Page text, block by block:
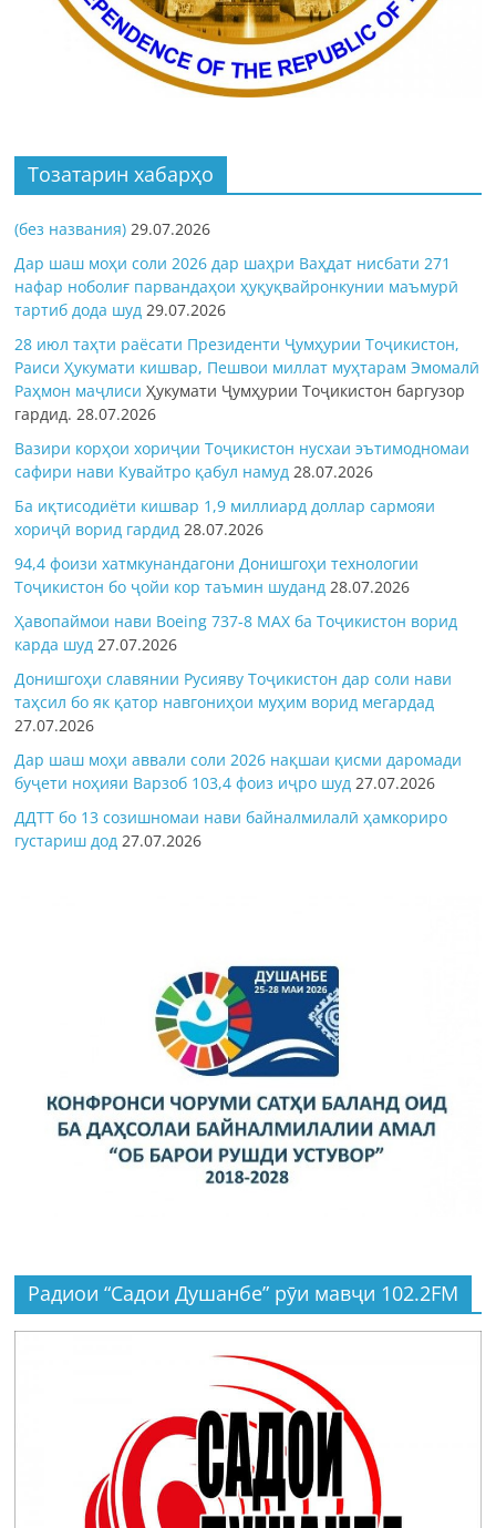
Тозатарин хабарҳо
(без названия) 29.07.2026
Дар шаш моҳи соли 2026 дар шаҳри Ваҳдат нисбати 271
нафар ноболиғ парвандаҳои ҳуқуқвайронкунии маъмурӣ
тартиб дода шуд 29.07.2026
28 июл таҳти раёсати Президенти Ҷумҳурии Тоҷикистон,
Раиси Ҳукумати кишвар, Пешвои миллат муҳтарам Эмомалӣ
Раҳмон маҷлисиҲукумати Ҷумҳурии Тоҷикистон баргузор
гардид.28.07.2026
Вазири корҳои хориҷии Тоҷикистон нусхаи эътимодномаи
сафири нави Кувайтро қабул намуд 28.07.2026
Ба иқтисодиёти кишвар 1,9 миллиард доллар сармояи
хориҷӣ ворид гардид 28.07.2026
94,4 фоизи хатмкунандагони Донишгоҳи технологии
Тоҷикистон бо ҷойи кор таъмин шуданд 28.07.2026
Ҳавопаймои нави Boeing 737-8 MAX ба Тоҷикистон ворид
карда шуд 27.07.2026
Донишгоҳи славянии Русияву Тоҷикистон дар соли нави
таҳсил бо як қатор навгониҳои муҳим ворид мегардад
27.07.2026
Дар шаш моҳи аввали соли 2026 нақшаи қисми даромади
буҷети ноҳияи Варзоб 103,4 фоиз иҷро шуд 27.07.2026
ДДТТ бо 13 созишномаи нави байналмилалӣ ҳамкориро
густариш дод 27.07.2026
Радиои “Садои Душанбе” рӯи мавҷи 102.2FM